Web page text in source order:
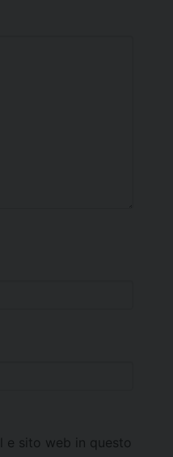
e sito web in questo